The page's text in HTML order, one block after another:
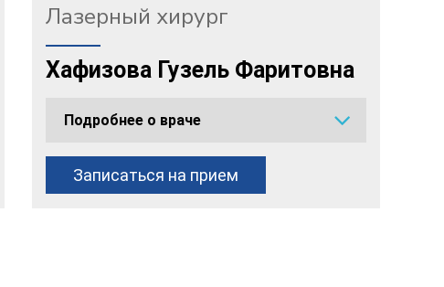
Лазерный хирург
Хафизова Гузель Фаритовна
Подробнее о враче
Записаться на прием